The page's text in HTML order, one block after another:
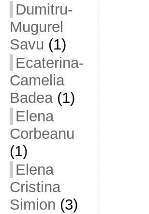
Dumitru-
Mugurel
Savu (1)
Ecaterina-
Camelia
Badea(1)
Elena
Corbeanu
(1)
Elena
Cristina
Simion (3)